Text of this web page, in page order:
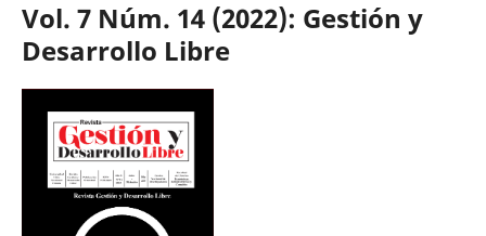
Vol. 7 Núm. 14 (2022): Gestión y
Desarrollo Libre